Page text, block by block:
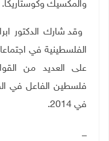
والمكسيك وكوستاريكا.
وقد شارك الدكتور
الفلسطينية في
على العديد من
فلسطين الفاعل في
في 2014.